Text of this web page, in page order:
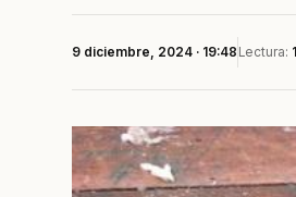
9 diciembre, 2024 · 19:48 Lectura: